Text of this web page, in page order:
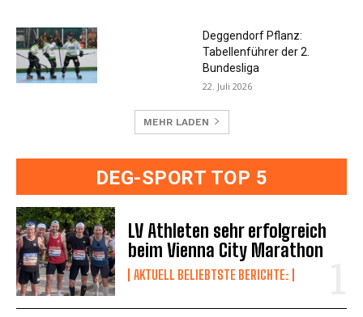
Deggendorf Pflanz:
Tabellenführer der 2.
Bundesliga
22. Juli 2026
MEHR LADEN
DEG-SPORT TOP 5
LV Athleten sehr erfolgreich
beim Vienna City Marathon
AKTUELL BELIEBTSTE BERICHTE: